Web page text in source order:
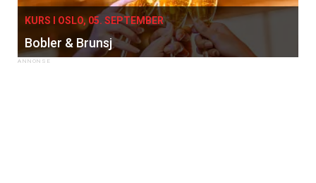
KURS I OSLO, 05. SEPTEMBER
Bobler & Brunsj